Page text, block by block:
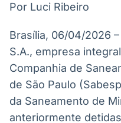
Por Luci Ribeiro
Brasília, 06/04/2026
S.A., empresa
Companhia de
de São Paulo
da Saneamento de
anteriormente